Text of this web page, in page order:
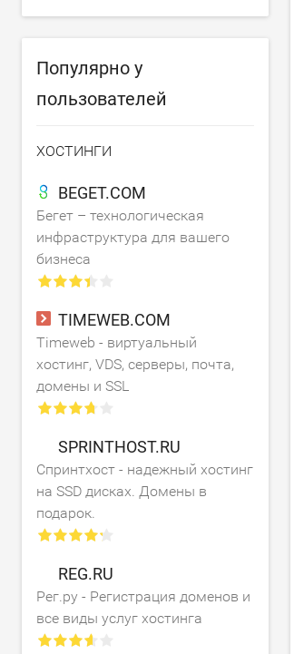
Популярно у
пользователей
ХОСТИНГИ
BEGET.COM
Бегет – технологическая
инфраструктура для вашего
бизнеса
TIMEWEB.COM
Timeweb - виртуальный
хостинг, VDS, серверы, почта,
домены и SSL
SPRINTHOST.RU
Спринтхост - надежный хостинг
на SSD дисках. Домены в
подарок.
REG.RU
Рег.ру - Регистрация доменов и
все виды услуг хостинга